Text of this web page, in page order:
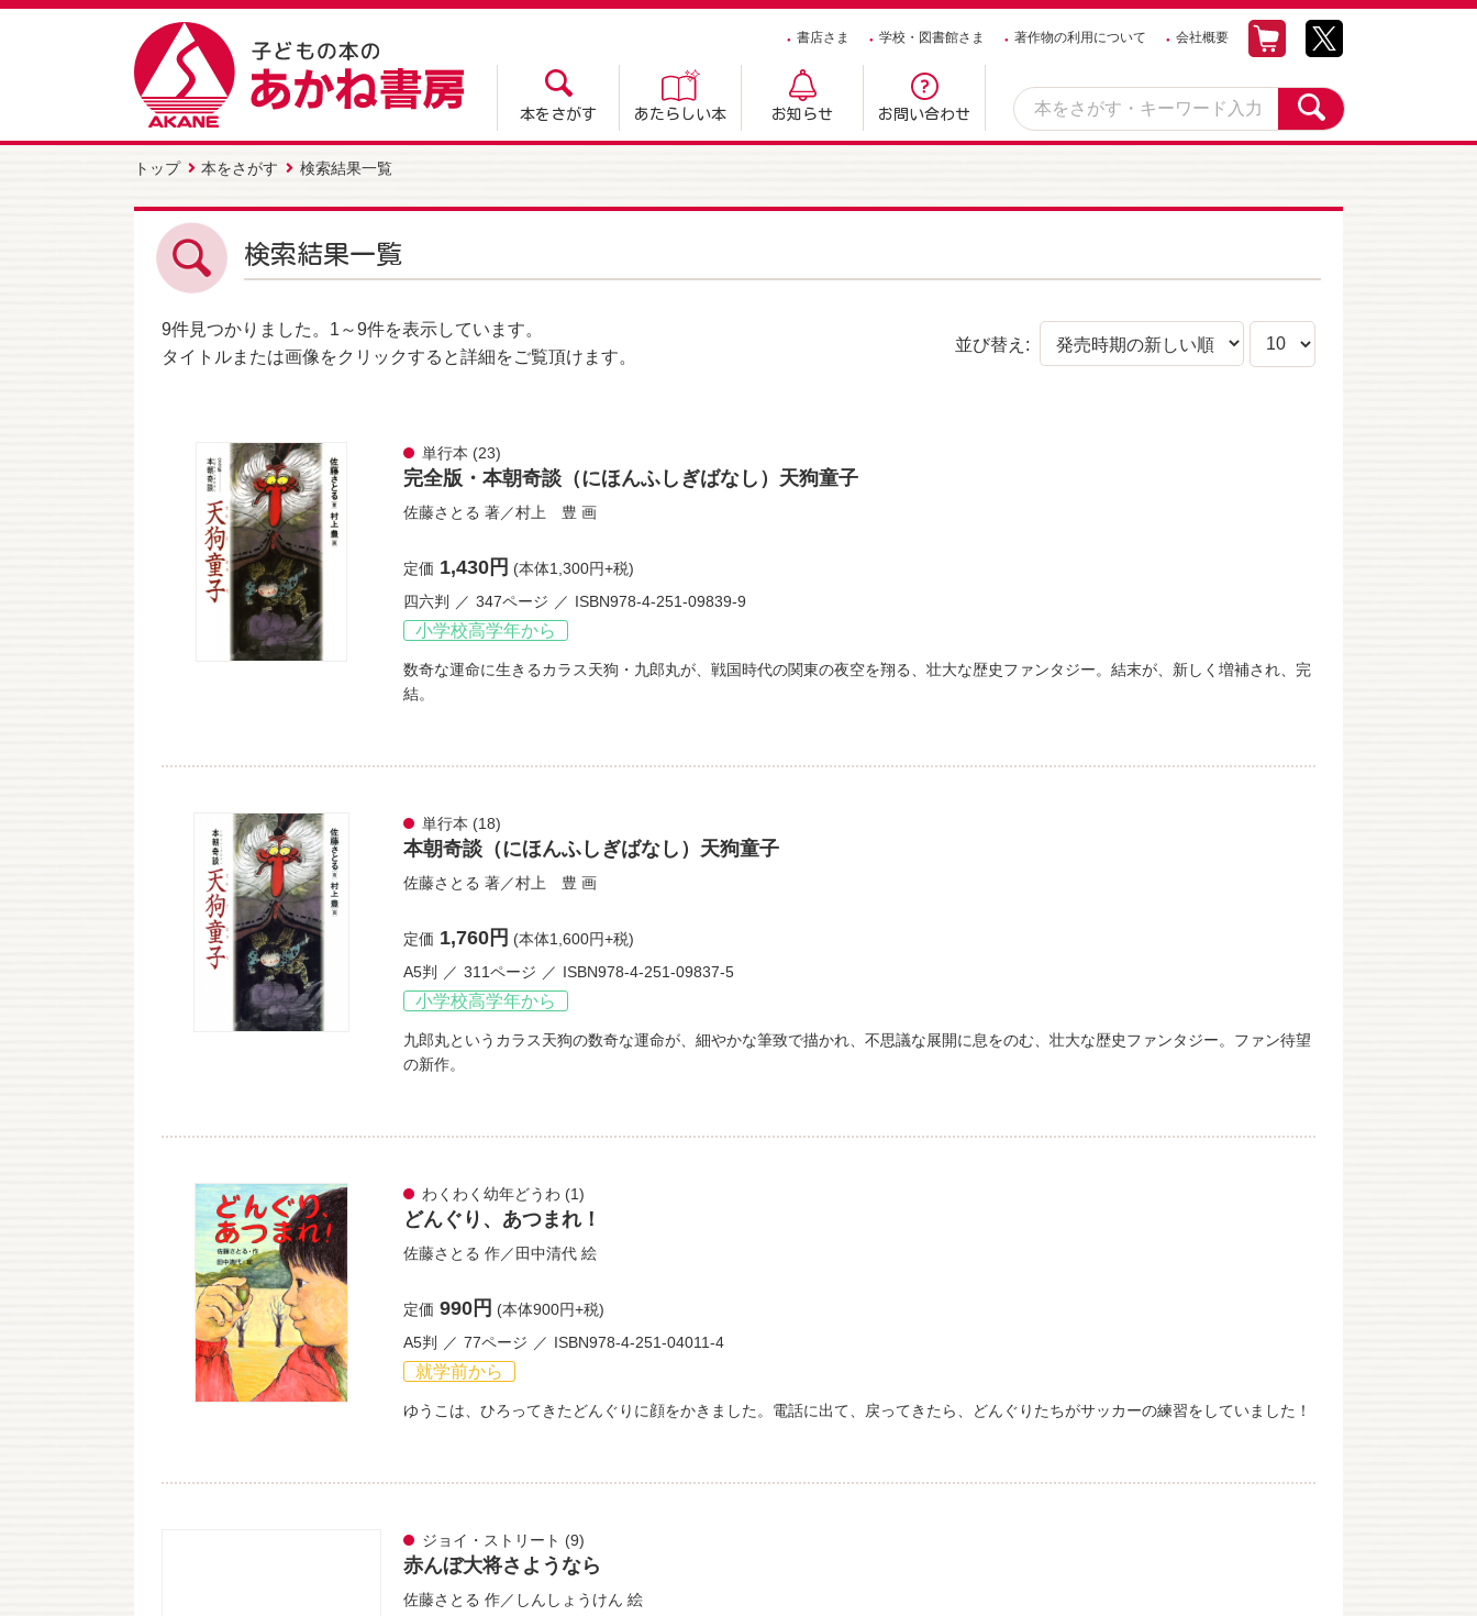
書店さま 学校・図書館さま 著作物の利用について 会社概要
本をさがす あたらしい本 お知らせ お問い合わせ
トップ 本をさがす 検索結果一覧
検索結果一覧
9件見つかりました。 1～9件を表示しています。
タイトルまたは画像をクリックすると詳細をご覧頂けます。
並び替え:
単行本 (23)
完全版・本朝奇談（にほんふしぎばなし）天狗童子
佐藤さとる 著／村上 豊 画
定価 1,430円 (本体1,300円+税)
四六判
347ページ ISBN978-4-251-09839-9
小学校高学年から
数奇な運命に生きるカラス天狗・九郎丸が、戦国時代の関東の夜空を翔る、壮大な歴史ファンタジー。結末が、新しく増補され、完
結。
単行本 (18)
本朝奇談（にほんふしぎばなし）天狗童子
佐藤さとる 著／村上 豊 画
定価 1,760円 (本体1,600円+税)
A5判
311ページ ISBN978-4-251-09837-5
小学校高学年から
九郎丸というカラス天狗の数奇な運命が、細やかな筆致で描かれ、不思議な展開に息をのむ、壮大な歴史ファンタジー。ファン待望
の新作。
わくわく幼年どうわ (1)
どんぐり、あつまれ！
佐藤さとる 作／ 田中清代 絵
定価 990円 (本体900円+税)
A5判
77ページ ISBN978-4-251-04011-4
就学前から
ゆうこは、ひろってきたどんぐりに顔をかきました。電話に出て、戻ってきたら、どんぐりたちがサッカーの練習をしていました！
ジョイ・ストリート (9)
赤んぼ大将さようなら
佐藤さとる 作／ しんしょうけん 絵